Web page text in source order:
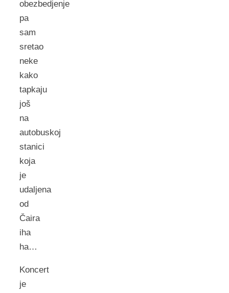
obezbedjenje
pa
sam
sretao
neke
kako
tapkaju
još
na
autobuskoj
stanici
koja
je
udaljena
od
Čaira
iha
ha…
Koncert
je